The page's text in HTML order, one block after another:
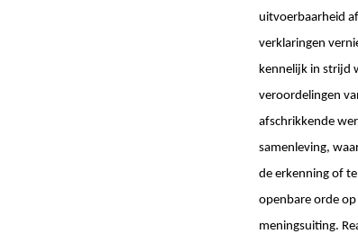
uitvoerbaarheid
verklaringen
kennelijk in strijd
veroordelingen
afschrikkende
samenleving,
de erkenning of
openbare orde
meningsuiting.